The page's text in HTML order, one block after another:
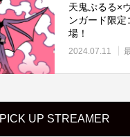
天鬼ぷるる×
ンガード限定
場！
2024.07.11
PICK UP STREAMER